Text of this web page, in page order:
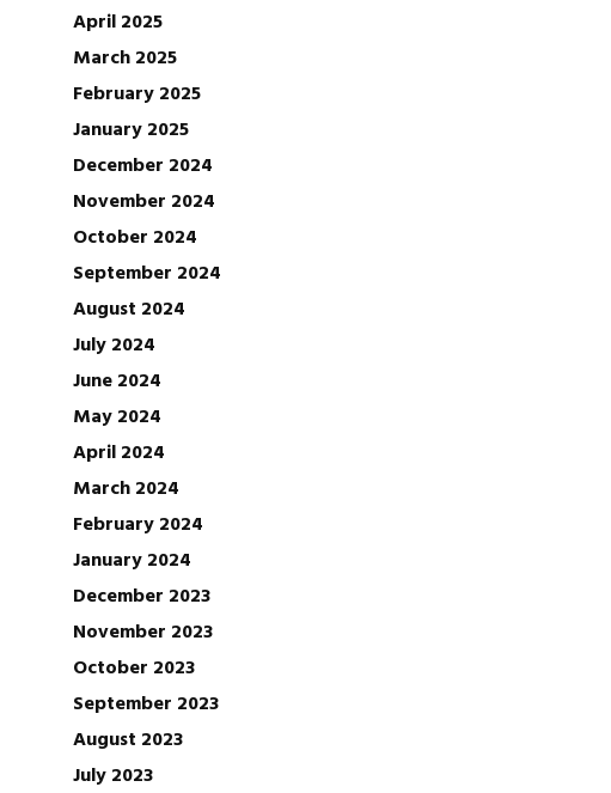
April 2025
March 2025
February 2025
January 2025
December 2024
November 2024
October 2024
September 2024
August 2024
July 2024
June 2024
May 2024
April 2024
March 2024
February 2024
January 2024
December 2023
November 2023
October 2023
September 2023
August 2023
July 2023